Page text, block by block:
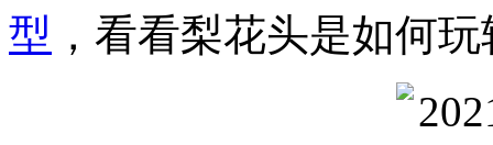
型 ，看看梨花头是如何